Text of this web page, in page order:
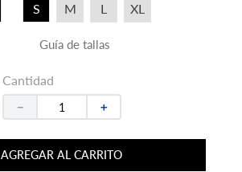
S M L XL
Guía de tallas
Cantidad
＋
－
AGREGAR AL CARRITO